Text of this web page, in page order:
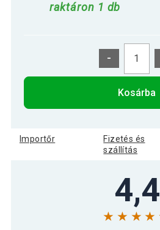
raktáron 1 db
-
Kosárba
Importőr
Fizetés és
szállítás
4,4